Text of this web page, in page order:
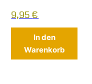
9,95€
In den
Warenkorb